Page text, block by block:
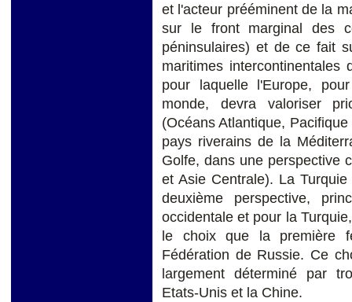
et l'acteur prééminent de la
sur le front marginal des
péninsulaires) et de ce fait
maritimes
pour laquelle l'Europe,
monde, devra valoriser
(Océans Atlantique,
pays riverains de la
Golfe, dans une perspective
et Asie Centrale). La
deuxième perspective,
occidentale et pour la
le choix que la première
Fédération de Russie. Ce
largement déterminé par
Etats-Unis et la Chine.